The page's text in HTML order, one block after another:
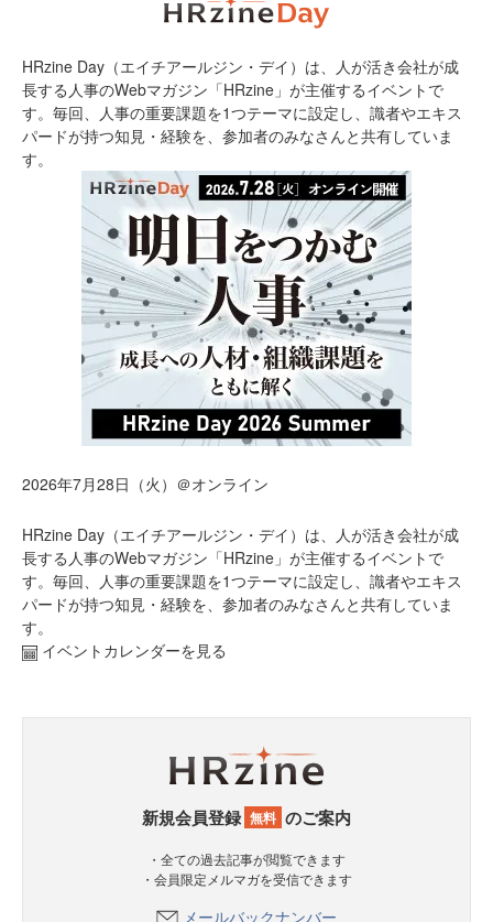
HRzine Day（エイチアールジン・デイ）は、人が活き会社が成
長する人事のWebマガジン「HRzine」が主催するイベントで
す。毎回、人事の重要課題を1つテーマに設定し、識者やエキス
パードが持つ知見・経験を、参加者のみなさんと共有していま
す。
2026年7月28日（火）＠オンライン
HRzine Day（エイチアールジン・デイ）は、人が活き会社が成
長する人事のWebマガジン「HRzine」が主催するイベントで
す。毎回、人事の重要課題を1つテーマに設定し、識者やエキス
パードが持つ知見・経験を、参加者のみなさんと共有していま
す。
イベントカレンダーを見る
新規会員登録 無料 のご案内
・全ての過去記事が閲覧できます
・会員限定メルマガを受信できます
メールバックナンバー